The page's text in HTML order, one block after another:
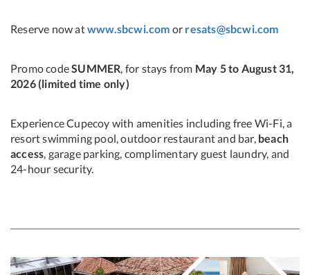
Reserve now atwww.sbcwi.com or resats@sbcwi.com
Promo codeSUMMER, for stays from May 5 to August 31,
2026 (limited time only)
Experience Cupecoy with amenities including free Wi-Fi, a
resort swimming pool, outdoor restaurant and bar, beach
access, garage parking, complimentary guest laundry, and
24-hour security.